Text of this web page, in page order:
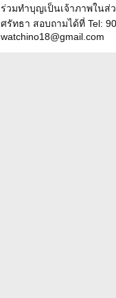
ร่วมทำบุญเป็นเจ้าภาพในส่
ศรัทธา สอบถามได้ที่ Tel:
watchino18@gmail.com